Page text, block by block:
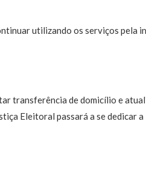
utilizando os serviços pela
transferência de domicílio e
Eleitoral passará a se dedicar a